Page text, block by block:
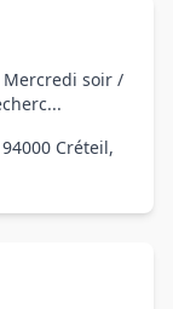
Mercredi soir /
Créteil,